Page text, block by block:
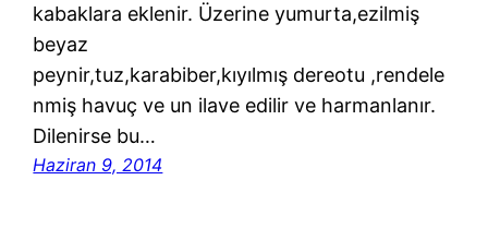
kabaklara eklenir. Üzerine yumurta,ezilmiş
beyaz
peynir,tuz,karabiber,kıyılmış dereotu ,rendele
nmiş havuç ve un ilave edilir ve harmanlanır.
Dilenirse bu…
Haziran 9, 2014